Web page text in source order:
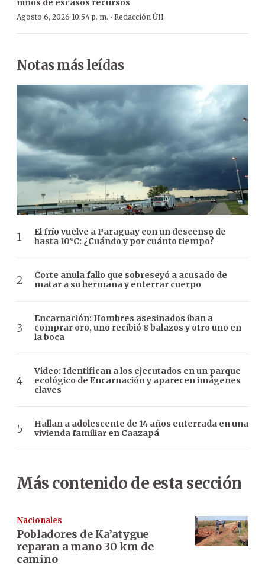
niños de escasos recursos
Agosto 6, 2026 10:54 p. m. · Redacción ÚH
Notas más leídas
El frío vuelve a Paraguay con un descenso de
hasta 10°C: ¿Cuándo y por cuánto tiempo?
Corte anula fallo que sobreseyó a acusado de
matar a su hermana y enterrar cuerpo
Encarnación: Hombres asesinados iban a
comprar oro, uno recibió 8 balazos y otro uno en
la boca
Video: Identifican a los ejecutados en un parque
ecológico de Encarnación y aparecen imágenes
claves
Hallan a adolescente de 14 años enterrada en una
vivienda familiar en Caazapá
Más contenido de esta sección
Nacionales
Pobladores de Ka’atygue
reparan a mano 30 km de
camino